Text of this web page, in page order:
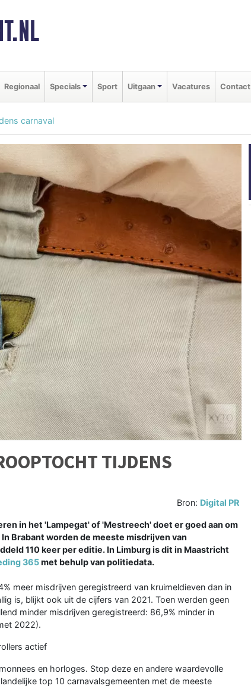
Regionaal Specials Sport Uitgaan Vacatures Contact
carnaval
TIJDENS
Bron: Digital PR
in het 'Lampegat' of 'Mestreech' doet er goed aan om
Brabant worden de meeste misdrijven van
110 keer per editie. In Limburg is dit in Maastricht
365met behulp van politiedata.
meer misdrijven geregistreerd van kruimeldieven dan in
is, blijkt ook uit de cijfers van 2021. Toen werden geen
minder misdrijven geregistreerd: 86,9% minder in
2022).
actief
en horloges. Stop deze en andere waardevolle
top 10 carnavalsgemeenten met de meeste